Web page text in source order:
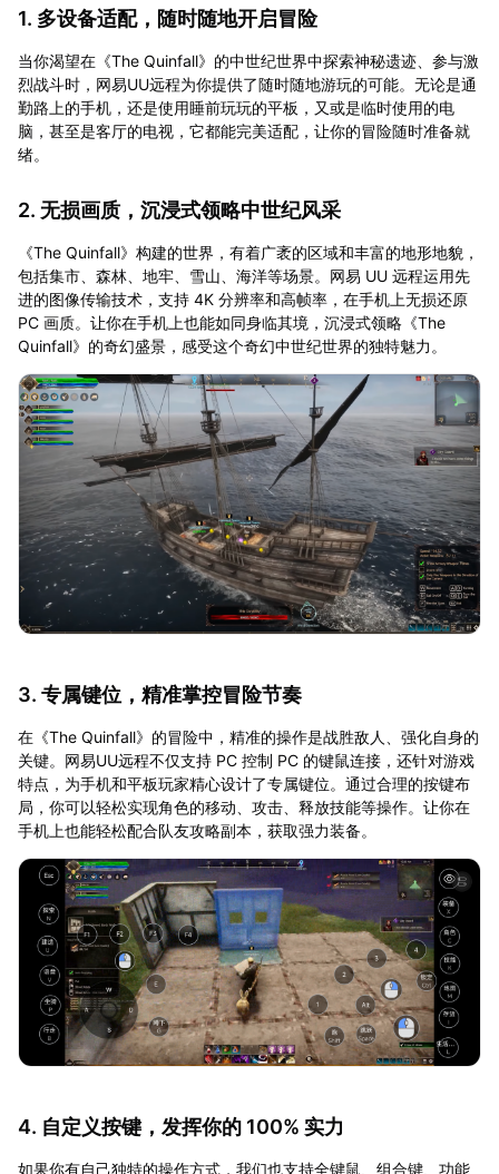
1. 多设备适配，随时随地开启冒险
当你渴望在《The Quinfall》的中世纪世界中探索神秘遗迹、参与激
烈战斗时，网易UU远程为你提供了随时随地游玩的可能。无论是通
勤路上的手机，还是使用睡前玩玩的平板，又或是临时使用的电
脑，甚至是客厅的电视，它都能完美适配，让你的冒险随时准备就
绪。
2. 无损画质，沉浸式领略中世纪风采
《The Quinfall》构建的世界，有着广袤的区域和丰富的地形地貌，
包括集市、森林、地牢、雪山、海洋等场景。网易 UU 远程运用先
进的图像传输技术，支持 4K 分辨率和高帧率，在手机上无损还原
PC 画质。让你在手机上也能如同身临其境，沉浸式领略《The
Quinfall》的奇幻盛景，感受这个奇幻中世纪世界的独特魅力。
3. 专属键位，精准掌控冒险节奏
在《The Quinfall》的冒险中，精准的操作是战胜敌人、强化自身的
关键。网易UU远程不仅支持 PC 控制 PC 的键鼠连接，还针对游戏
特点，为手机和平板玩家精心设计了专属键位。通过合理的按键布
局，你可以轻松实现角色的移动、攻击、释放技能等操作。让你在
手机上也能轻松配合队友攻略副本，获取强力装备。
4. 自定义按键，发挥你的 100% 实力
如果你有自己独特的操作方式，我们也支持全键鼠、组合键、功能